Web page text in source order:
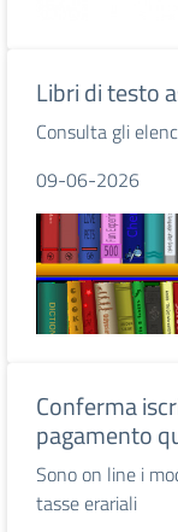
Libri di testo
Consulta gli
09-06-2026
Conferma
pagamento
Sono on line i
tasse erariali